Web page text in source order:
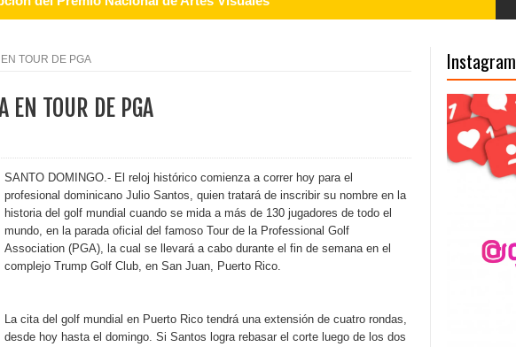
con una noche de fusiones e invitados de lujo en el Hard Rock Café
retos y oportunidades del sistema financiero nacional
impulsada por la franquicia dominicana más taquillera del 2025
como vicepresidenta ejecutiva de Fiduciaria Reservas
de Oficina Regional Este en La Romana
para emprendedoras en la segunda edición del Summit Mujer Pymes
artística con nuevo álbum, renovación de su equipo y conciertos
TOUR DE PGA
EN TOUR DE PGA
SANTO DOMINGO.- El reloj histórico comienza a correr hoy para el
profesional dominicano Julio Santos, quien tratará de inscribir su nombre en la
historia del golf mundial cuando se mida a más de 130 jugadores de todo el
mundo, en la parada oficial del famoso Tour de la Professional Golf
Association (PGA), la cual se llevará a cabo durante el fin de semana en el
complejo Trump Golf Club, en San Juan, Puerto Rico.
La cita del golf mundial en Puerto Rico tendrá una extensión de cuatro rondas,
desde hoy hasta el domingo. Si Santos logra rebasar el corte luego de los dos
Instagram